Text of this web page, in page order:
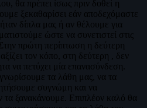
θα πρέπει ίσως πριν δοθεί η
ξεκαθαρίσει εάν αποδεχόμαστε
δίπλα μας ή αν θέλουμε για
ώστε να συνετιστεί στις
πρώτη περίπτωση η δεύτερη
τον κόπο, στη δεύτερη , δεν
να πετύχει μία επανασύνδεση.
τα λάθη μας, να τα
συγνώμη και να
ξανακάνουμε. Επιπλέον καλό θα